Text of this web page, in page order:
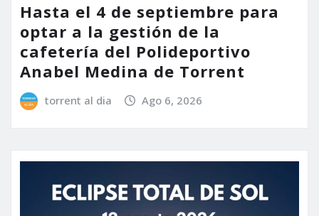
Hasta el 4 de septiembre para
optar a la gestión de la
cafetería del Polideportivo
Anabel Medina de Torrent
torrent al dia Ago 6, 2026